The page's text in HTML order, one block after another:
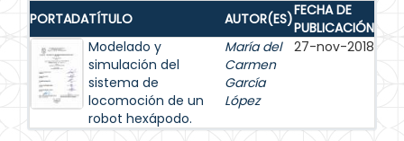
PORTADATÍTULO AUTOR(ES)FECHA DE
PUBLICACIÓN
Modelado y
simulación del
sistema de
locomoción de un
robot hexápodo.
María del
Carmen
García
López
27-nov-2018